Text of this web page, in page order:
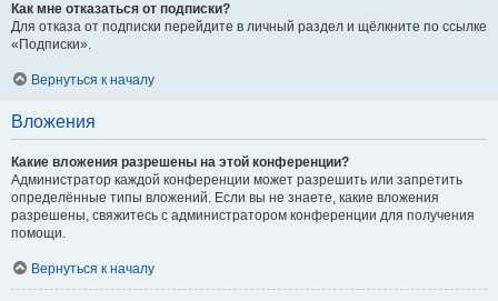
Как мне отказаться от подписки?
Для отказа от подписки перейдите в личный раздел и щёлкните по ссылке
«Подписки».
Вернуться к началу
Вложения
Какие вложения разрешены на этой конференции?
Администратор каждой конференции может разрешить или запретить
определённые типы вложений. Если вы не знаете, какие вложения
разрешены, свяжитесь с администратором конференции для получения
помощи.
Вернуться к началу